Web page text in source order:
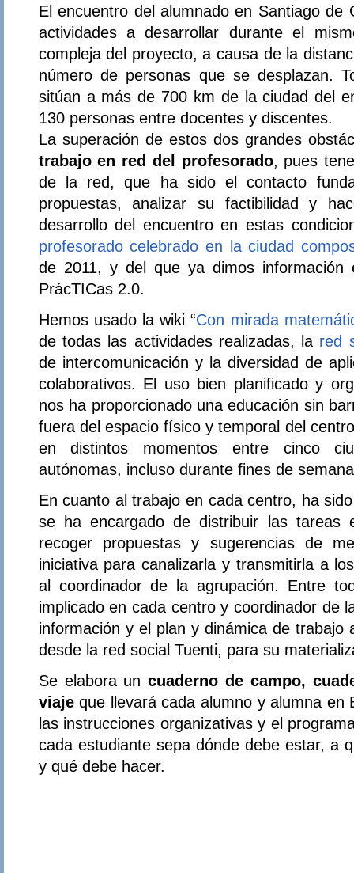
El encuentro del alumnado en Santiago de
actividades a desarrollar durante el
compleja del proyecto, a causa de la
número de personas que se desplazan.
sitúan a más de 700 km de la ciudad del
130 personas entre docentes y discentes.
La superación de estos dos grandes
trabajo en red del profesorado, pues
de la red, que ha sido el contacto
propuestas, analizar su factibilidad y
desarrollo del encuentro en estas
profesorado celebrado en la ciudad
de 2011, y del que ya dimos información
PrácTICas 2.0.
Hemos usado la wiki “Con mirada
de todas las actividades realizadas, la red
de intercomunicación y la diversidad de
colaborativos. El uso bien planificado y
nos ha proporcionado una educación sin
fuera del espacio físico y temporal del
en distintos momentos entre cinco
autónomas, incluso durante fines de
En cuanto al trabajo en cada centro, ha
se ha encargado de distribuir las tareas
recoger propuestas y sugerencias de
iniciativa para canalizarla y transmitirla a
al coordinador de la agrupación. Entre
implicado en cada centro y coordinador de
información y el plan y dinámica de
desde la red social Tuenti, para su
Se elabora uncuaderno de campo,
viajeque llevará cada alumno y alumna en
las instrucciones organizativas y el
cada estudiante sepa dónde debe estar, a
y qué debe hacer.